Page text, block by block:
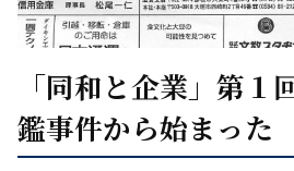
「同和と企業」第１
鑑事件から始まった